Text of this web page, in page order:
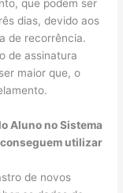
que podem ser
dias, devido aos
de recorrência.
de assinatura
maior que, o
Aluno no Sistema
utilizar
de novos